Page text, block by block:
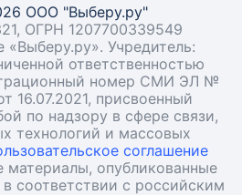
ООО "Выберу.ру"
ОГРН 1207700339549
«Выберу.ру». Учредитель:
ответственностью
номер СМИ ЭЛ №
16.07.2021, присвоенный
по надзору в сфере связи,
технологий и массовых
соглашение
материалы, опубликованные
соответствии с российским